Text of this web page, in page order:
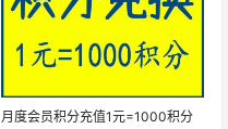
月度会员积分充值1元=1000积分